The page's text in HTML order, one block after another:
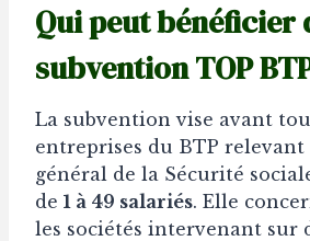
Qui peut bénéficier
subvention TOP
La subvention vise avant
entreprises du BTP
général de la Sécurité
de 1 à 49 salariés. Elle
les sociétés intervenant sur